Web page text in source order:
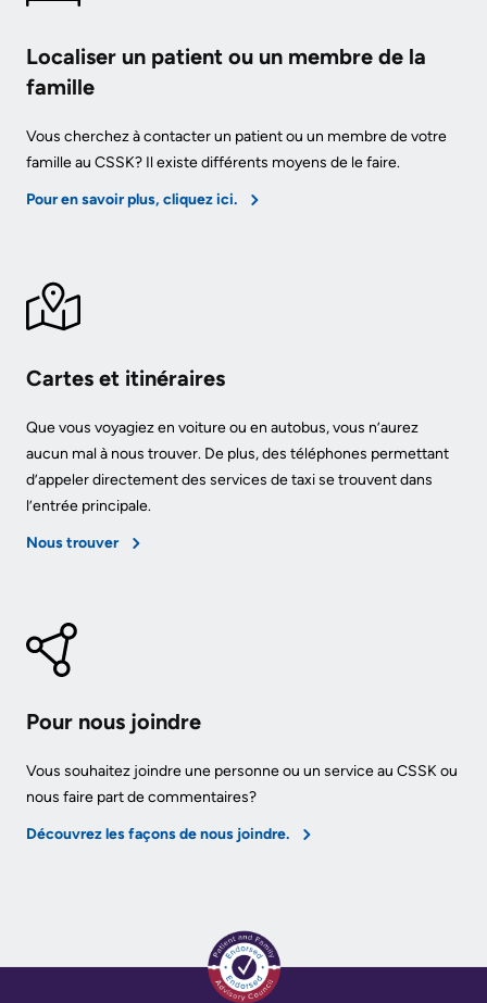
Localiser un patient ou un membre de la
famille
Vous cherchez à contacter un patient ou un membre de votre
famille au CSSK? Il existe différents moyens de le faire.
Pour en savoir plus, cliquez ici.
Cartes et itinéraires
Que vous voyagiez en voiture ou en autobus, vous n’aurez
aucun mal à nous trouver. De plus, des téléphones permettant
d’appeler directement des services de taxi se trouvent dans
l’entrée principale.
Nous trouver
Pour nous joindre
Vous souhaitez joindre une personne ou un service au CSSK ou
nous faire part de commentaires?
Découvrez les façons de nous joindre.